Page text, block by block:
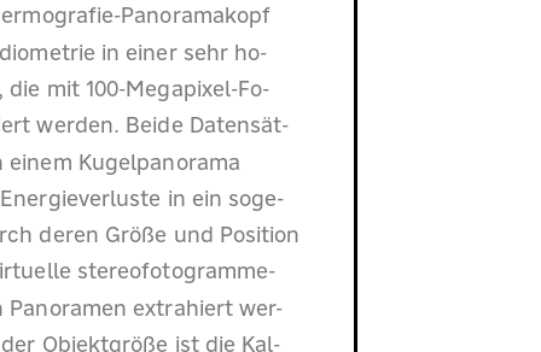
Panoramakopf
in einer sehr ho-
mit 100-Megapixel-Fo-
werden. Beide Datensät-
Kugelpanorama
in ein soge-
deren Größe und Position
stereofotogramme-
extrahiert wer-
Objektgröße ist die Kal-